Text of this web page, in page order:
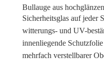
Bullauge aus
Sicherheitsglas auf jeder
witterungs- und UV-
innenliegende Schutzfolie
mehrfach verstellbarer